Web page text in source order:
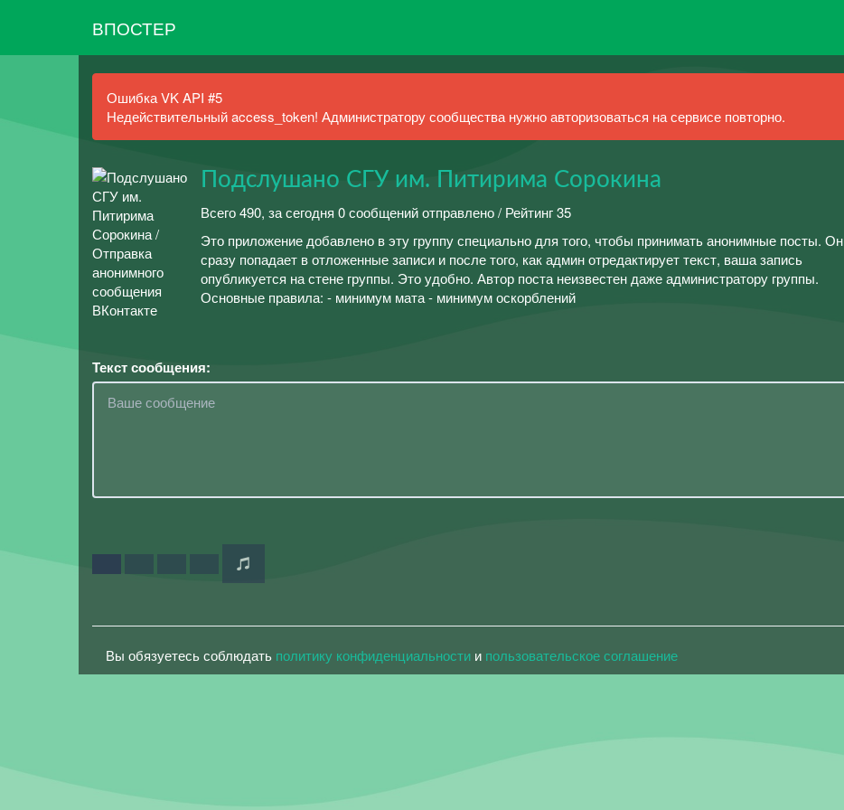
ВПОСТЕР
Ошибка VK API #5
Недействительный access_token! Администратору сообщества нужно авторизоваться на сервисе повторно.
Подслушано СГУ им. Питирима Сорокина
Всего 490, за сегодня 0 сообщений отправлено / Рейтинг 35
Это приложение добавлено в эту группу специально для того, чтобы принимать анонимные посты. Он
сразу попадает в отложенные записи и после того, как админ отредактирует текст, ваша запись
опубликуется на стене группы. Это удобно. Автор поста неизвестен даже администратору группы.
Основные правила: - минимум мата - минимум оскорблений
Текст сообщения:
Вы обязуетесь соблюдать политику конфиденциальности и пользовательское соглашение